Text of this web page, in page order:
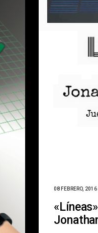
08 FEBRERO, 2016